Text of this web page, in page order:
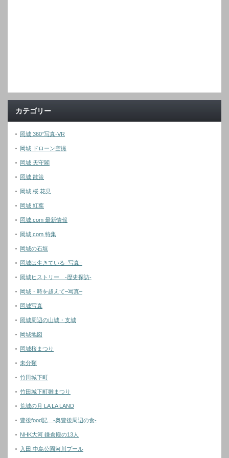
カテゴリー
岡城 360°写真-VR
岡城 ドローン空撮
岡城 天守閣
岡城 散策
岡城 桜 花見
岡城 紅葉
岡城.com 最新情報
岡城.com 特集
岡城の石垣
岡城は生きている–写真–
岡城ヒストリー -歴史探訪-
岡城・時を超えて–写真–
岡城写真
岡城周辺の山城・支城
岡城地図
岡城桜まつり
未分類
竹田城下町
竹田城下町雛まつり
荒城の月 LA LA LAND
豊後food記 -奥豊後周辺の食-
NHK大河 鎌倉殿の13人
入田 中島公園河川プール